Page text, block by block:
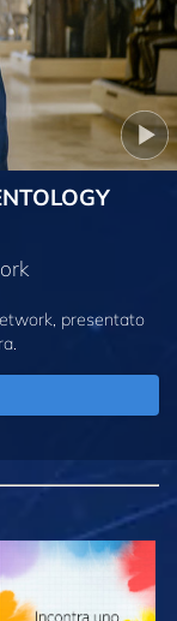
presentato